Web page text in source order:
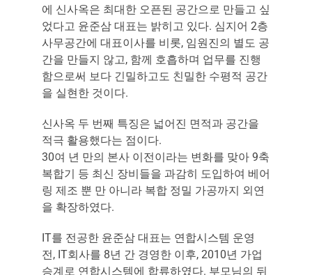
에 신사옥은 최대한 오픈된 공간으로 만들고 싶
었다고 윤준삼 대표는 밝히고 있다. 심지어 2층
사무공간에 대표이사를 비롯, 임원진의 별도 공
간을 만들지 않고, 함께 호흡하며 업무를 진행
함으로써 보다 긴밀하고도 친밀한 수평적 공간
을 실현한 것이다.
신사옥 두 번째 특징은 넓어진 면적과 공간을
적극 활용했다는 점이다.
30여 년 만의 본사 이전이라는 변화를 맞아 9축
복합기 등 최신 장비들을 과감히 도입하여 베어
링 제조 뿐 만 아니라 복합 정밀 가공까지 외연
을 확장하였다.
IT를 전공한 윤준삼 대표는 연합시스템 운영
전, IT회사를 8년 간 경영한 이후, 2010년 가업
승계로 연합시스템에 합류하였다. 부모님의 뒤